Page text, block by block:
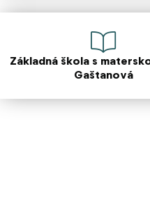
Základná škola s
Gaštanová